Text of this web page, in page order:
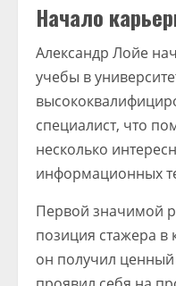
Начало
Александр Лойе
учебы в
специалист, что
несколько
информационных
Первой значимой
позиция стажера в
он получил